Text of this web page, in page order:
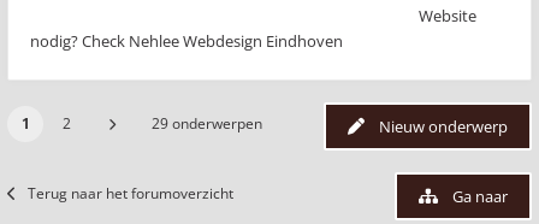
Website
nodig? Check Nehlee Webdesign Eindhoven
Nieuw onderwerp
1 2 29 onderwerpen
Terug naar het forumoverzicht Ga naar